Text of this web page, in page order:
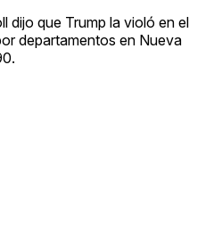
dijo que Trump la violó en el
departamentos en Nueva